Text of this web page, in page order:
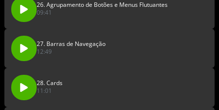
26. Agrupamento de Botões e Menus Flutuantes
09:41
27. Barras de Navegação
12:49
28. Cards
11:01